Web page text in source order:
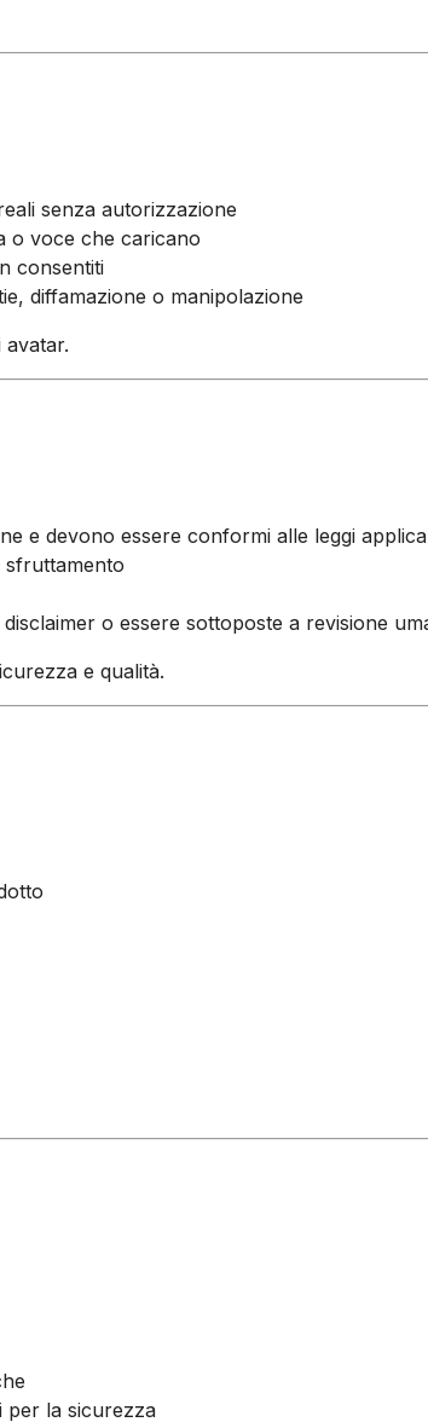
senza autorizzazione
o voce che caricano
consentiti
diffamazione o manipolazione
e devono essere conformi alle leggi
sfruttamento
o essere sottoposte a revisione
e qualità.
per la sicurezza